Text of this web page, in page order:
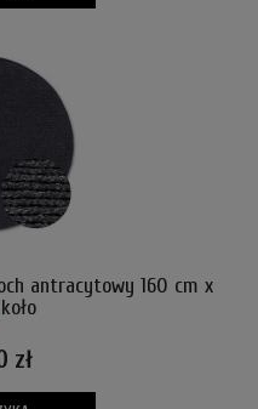
antracytowy 160 cm x
zł